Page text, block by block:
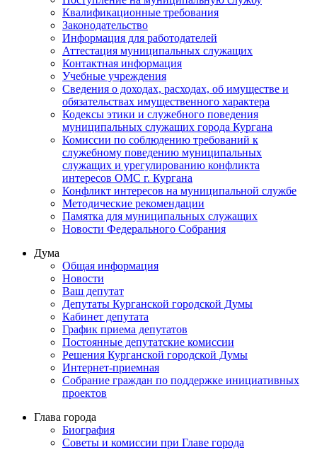
Квалификационные требования
Законодательство
Информация для работодателей
Аттестация муниципальных служащих
Контактная информация
Учебные учреждения
Сведения о доходах, расходах, об имуществе и
обязательствах имущественного характера
Кодексы этики и служебного поведения
муниципальных служащих города Кургана
Комиссии по соблюдению требований к
служебному поведению муниципальных
служащих и урегулированию конфликта
интересов ОМС г. Кургана
Конфликт интересов на муниципальной службе
Методические рекомендации
Памятка для муниципальных служащих
Новости Федерального Cобрания
Дума
Общая информация
Новости
Ваш депутат
Депутаты Курганской городской Думы
Кабинет депутата
График приема депутатов
Постоянные депутатские комиссии
Решения Курганской городской Думы
Интернет-приемная
Собрание граждан по поддержке инициативных
проектов
Глава города
Биография
Советы и комиссии при Главе города